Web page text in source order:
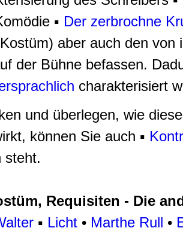
▪ Der zerbrochne
aber auch den von
der Bühne befassen.
charakterisiert
und überlegen, wie
können Sie auch ▪
steht.
Requisiten - Die
▪ Licht • Marthe Rull •